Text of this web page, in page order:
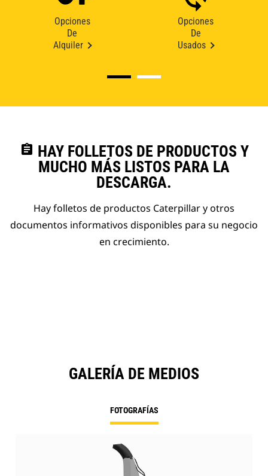
Opciones
De
Alquiler
Opciones
De
Usados
assignment HAY FOLLETOS DE PRODUCTOS Y
MUCHO MÁS LISTOS PARA LA
DESCARGA.
Hay folletos de productos Caterpillar y otros
documentos informativos disponibles para su negocio
en crecimiento.
GALERÍA DE MEDIOS
FOTOGRAFÍAS